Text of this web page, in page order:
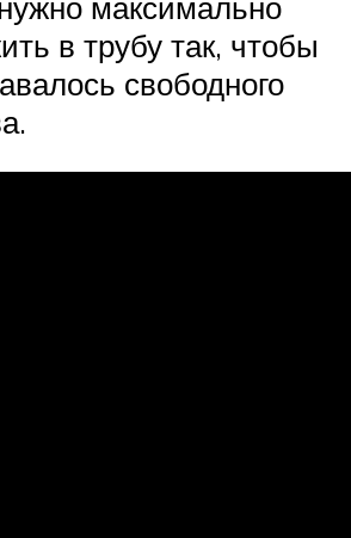
в трубу так, чтобы
свободного